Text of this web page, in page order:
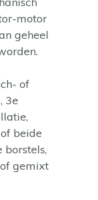
motor
geheel
of
3e
beide
borstels,
gemixt